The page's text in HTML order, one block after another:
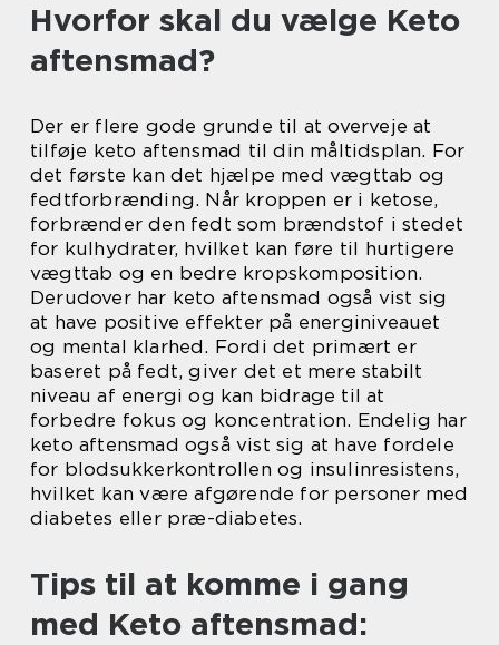
Hvorfor skal du vælge Keto
aftensmad?
Der er flere gode grunde til at overveje at
tilføje keto aftensmad til din måltidsplan. For
det første kan det hjælpe med vægttab og
fedtforbrænding. Når kroppen er i ketose,
forbrænder den fedt som brændstof i stedet
for kulhydrater, hvilket kan føre til hurtigere
vægttab og en bedre kropskomposition.
Derudover har keto aftensmad også vist sig
at have positive effekter på energiniveauet
og mental klarhed. Fordi det primært er
baseret på fedt, giver det et mere stabilt
niveau af energi og kan bidrage til at
forbedre fokus og koncentration. Endelig har
keto aftensmad også vist sig at have fordele
for blodsukkerkontrollen og insulinresistens,
hvilket kan være afgørende for personer med
diabetes eller præ-diabetes.
Tips til at komme i gang
med Keto aftensmad: